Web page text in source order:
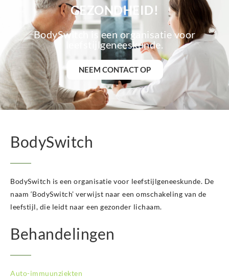
GEZONDHEID!
BodySwitch is een organisatie voor
leefstijlgeneeskunde.
NEEM CONTACT OP
BodySwitch
BodySwitch is een organisatie voor leefstijlgeneeskunde. De
naam ‘BodySwitch’ verwijst naar een omschakeling van de
leefstijl, die leidt naar een gezonder lichaam.
Behandelingen
Auto-immuunziekten